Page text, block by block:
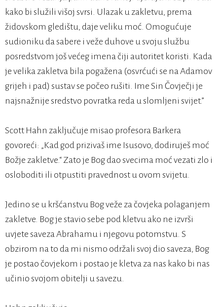
kako bi služili višoj svrsi. Ulazak u zakletvu, prema
židovskom gledištu, daje veliku moć. Omogućuje
sudioniku da sabere i veže duhove u svoju službu
posredstvom još većeg imena čiji autoritet koristi. Kada
je velika zakletva bila pogažena (osvrćući se na Adamov
grijeh i pad) sustav se počeo rušiti. Ime Sin Čovječji je
najsnažnije sredstvo povratka reda u slomljeni svijet.”
Scott Hahn zaključuje misao profesora Barkera
govoreći: „Kad god prizivaš ime Isusovo, dodiruješ moć
Božje zakletve.“ Zato je Bog dao svecima moć vezati zlo i
osloboditi ili otpustiti pravednost u ovom svijetu.
Jedino se u kršćanstvu Bog veže za čovjeka polaganjem
zakletve. Bog je stavio sebe pod kletvu ako ne izvrši
uvjete saveza Abrahamu i njegovu potomstvu. S
obzirom na to da mi nismo održali svoj dio saveza, Bog
je postao čovjekom i postao je kletva za nas kako bi nas
učinio svojom obitelji u savezu.